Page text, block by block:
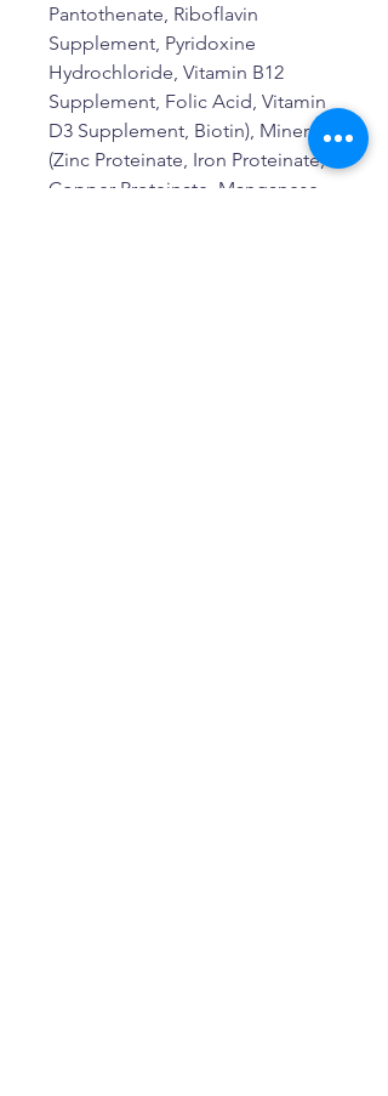
Pantothenate, Riboflavin
Supplement, Pyridoxine
Hydrochloride, Vitamin B12
Supplement, Folic Acid, Vitamin
D3 Supplement, Biotin), Minerals
(Zinc Proteinate, Iron Proteinate,
Copper Proteinate, Manganese